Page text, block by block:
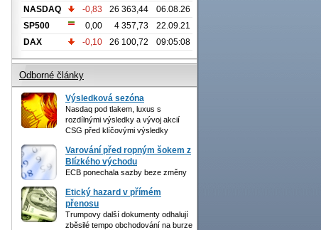
NASDAQ
-0,83 26 363,44
06.08.26
SP500
0,00 4 357,73
22.09.21
DAX
-0,10 26 100,72 09:05:08
Odborné články
Výsledková sezóna
Nasdaq pod tlakem, luxus s
rozdílnými výsledky a vývoj akcií
CSG před klíčovými výsledky
Varování před ropným šokem z
Blízkého východu
ECB ponechala sazby beze změny
Etický hazard v přímém
přenosu
Trumpovy další dokumenty odhalují
zběsilé tempo obchodování na burze